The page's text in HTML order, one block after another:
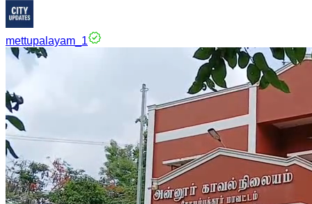
mettupalayam_1